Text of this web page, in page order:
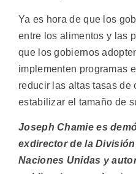
Ya es hora de que los
entre los alimentos y las
que los gobiernos
implementen programas
reducir las altas tasas de
estabilizar el tamaño de
Joseph Chamie es
exdirector de la
Naciones Unidas y